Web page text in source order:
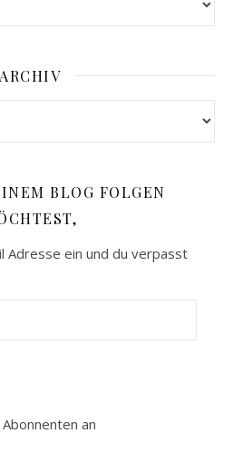
ARCHIV
BLOG FOLGEN
Adresse ein und du verpasst
an